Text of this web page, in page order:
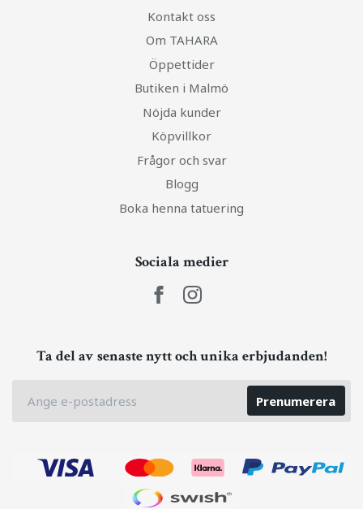
Kontakt oss
Om TAHARA
Öppettider
Butiken i Malmö
Nöjda kunder
Köpvillkor
Frågor och svar
Blogg
Boka henna tatuering
Sociala medier
Ta del av senaste nytt och unika erbjudanden!
Prenumerera